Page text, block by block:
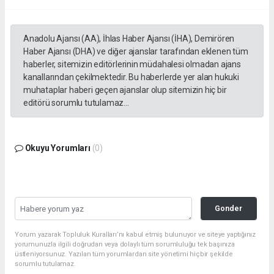
Anadolu Ajansı (AA), İhlas Haber Ajansı (İHA), Demirören
Haber Ajansı (DHA) ve diğer ajanslar tarafından eklenen tüm
haberler, sitemizin editörlerinin müdahalesi olmadan ajans
kanallarından çekilmektedir. Bu haberlerde yer alan hukuki
muhataplar haberi geçen ajanslar olup sitemizin hiç bir
editörü sorumlu tutulamaz...
Okuyu Yorumları (0)
Gonder
Yorum yazarak Topluluk Kuralları’nı kabul etmiş bulunuyor ve siteye yaptığınız
yorumunuzla ilgili doğrudan veya dolaylı tüm sorumluluğu tek başınıza
üstleniyorsunuz. Yazılan tüm yorumlardan site yönetimi hiçbir şekilde
sorumlu tutulamaz.